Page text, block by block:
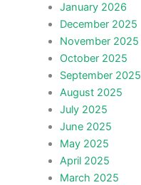
January 2026
December 2025
November 2025
October 2025
September 2025
August 2025
July 2025
June 2025
May 2025
April 2025
March 2025